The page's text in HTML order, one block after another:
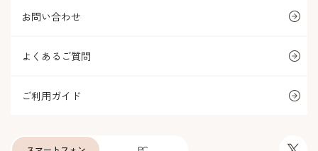
お問い合わせ
よくあるご質問
ご利用ガイド